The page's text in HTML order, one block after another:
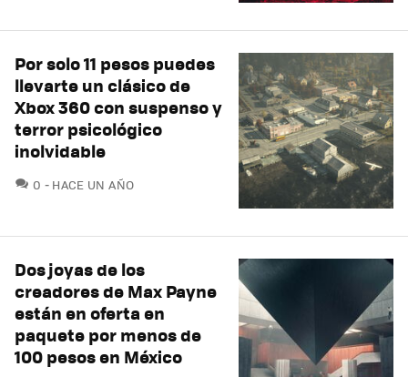
Por solo 11 pesos puedes
llevarte un clásico de
Xbox 360 con suspenso y
terror psicológico
inolvidable
0 COMENTARIOS
HACE UN AÑO
Dos joyas de los
creadores de Max Payne
están en oferta en
paquete por menos de
100 pesos en México